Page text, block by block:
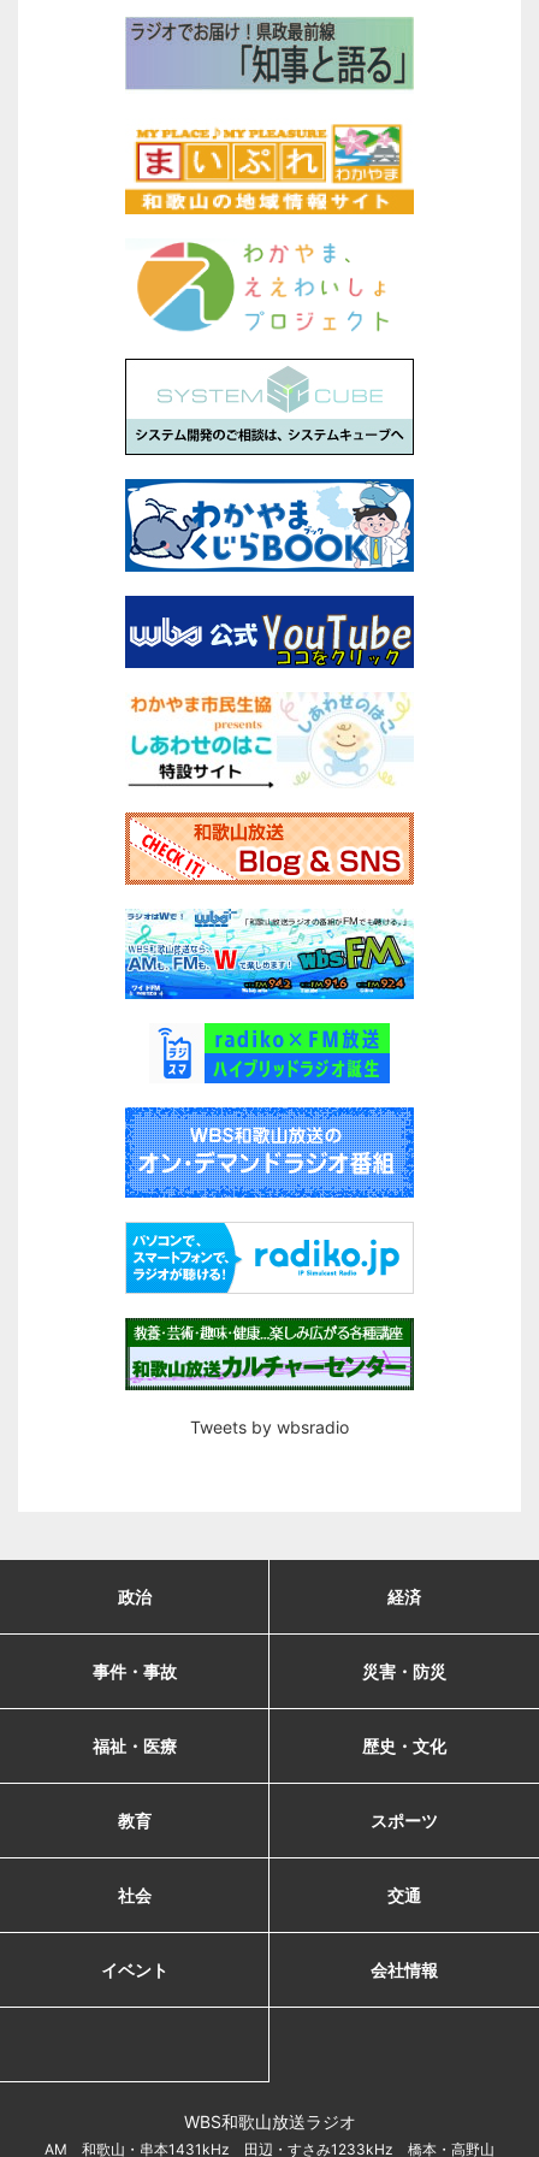
Tweets by wbsradio
政治 経済
事件・事故 災害・防災
福祉・医療 歴史・文化
教育 スポーツ
社会 交通
イベント 会社情報
WBS和歌山放送ラジオ
AM 和歌山・串本1431kHz 田辺・すさみ1233kHz 橋本・高野山